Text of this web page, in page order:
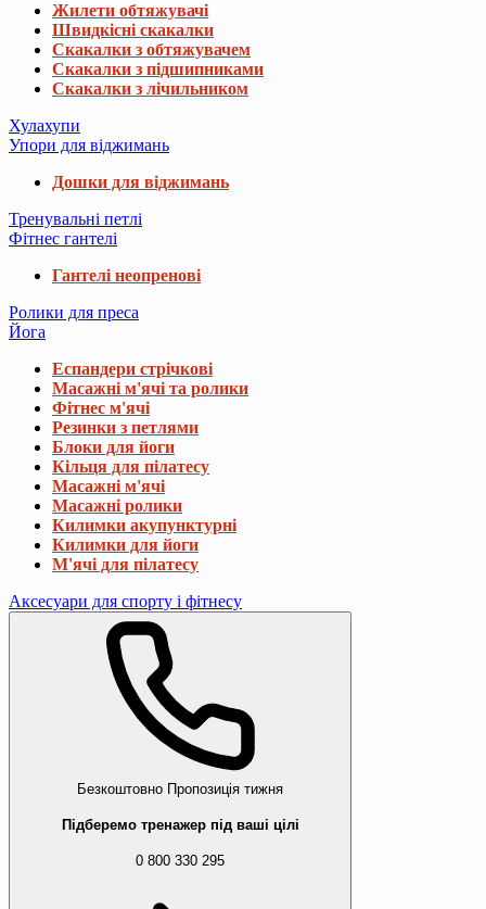
Жилети обтяжувачі
Швидкісні скакалки
Скакалки з обтяжувачем
Скакалки з підшипниками
Скакалки з лічильником
Хулахупи
Упори для віджимань
Дошки для віджимань
Тренувальні петлі
Фітнес гантелі
Гантелі неопренові
Ролики для преса
Йога
Еспандери стрічкові
Масажні м'ячі та ролики
Фітнес м'ячі
Резинки з петлями
Блоки для йоги
Кільця для пілатесу
Масажні м'ячі
Масажні ролики
Килимки акупунктурні
Килимки для йоги
М'ячі для пілатесу
Аксесуари для спорту і фітнесу
Безкоштовно Пропозиція тижня
Підберемо тренажер під ваші цілі
0 800 330 295